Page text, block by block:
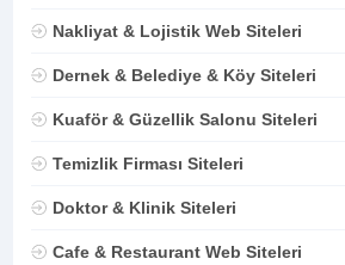
Nakliyat & Lojistik Web Siteleri
Dernek & Belediye & Köy Siteleri
Kuaför & Güzellik Salonu Siteleri
Temizlik Firması Siteleri
Doktor & Klinik Siteleri
Cafe & Restaurant Web Siteleri